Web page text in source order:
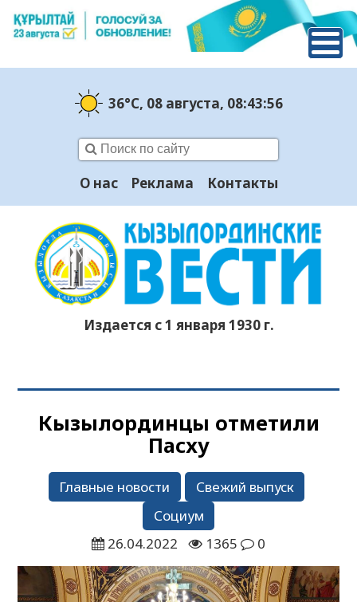
36°C, 08 августа, 08:43:57
О нас Реклама Контакты
Издается с 1 января 1930 г.
Кызылординцы отметили
Пасху
Главные новости
Свежий выпуск
Социум
26.04.2022
1365 0